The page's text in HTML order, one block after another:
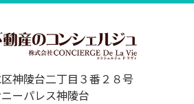
神陵台二丁目３番２８号
ーパレス神陵台